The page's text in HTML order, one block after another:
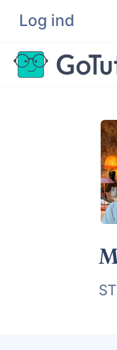
Log ind
Søg
Lektiehjælp
Hjælp til
Undervisere